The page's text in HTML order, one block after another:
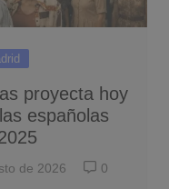
proyecta hoy
españolas
de 2026 0